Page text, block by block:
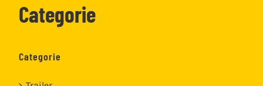
Categorie
Categorie